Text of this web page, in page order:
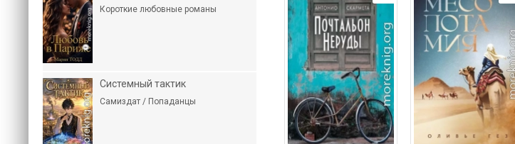
Короткие любовные романы
Системный тактик
Самиздат / Попаданцы